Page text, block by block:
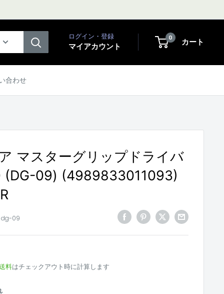
ログイン・登録
マイアカウント
0 カート
合わせ
マスターグリップドライバ
(DG-09) (4989833011093)
dg-09
料はチェックアウト時に計算します